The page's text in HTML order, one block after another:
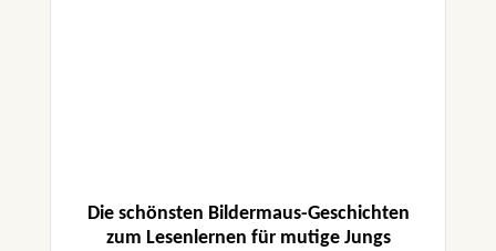
Die schönsten Bildermaus-Geschichten
zum Lesenlernen für mutige Jungs